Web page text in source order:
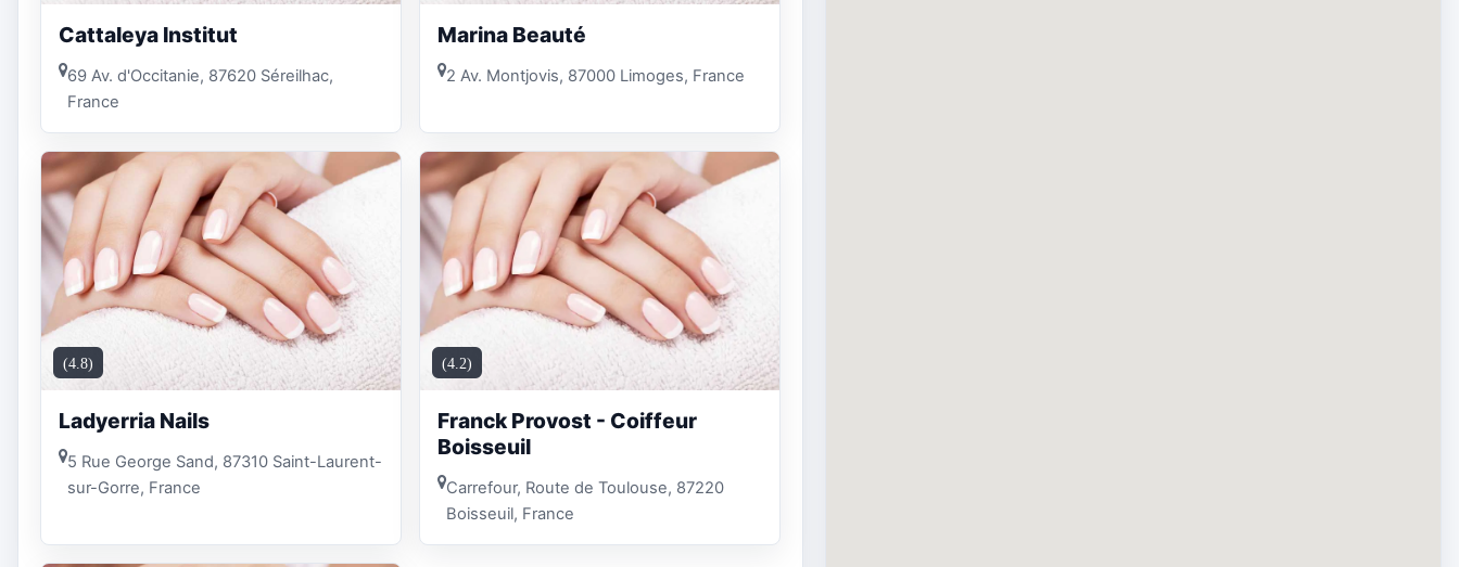
Cattaleya Institut
69 Av. d'Occitanie, 87620 Séreilhac,
France
Marina Beauté
2 Av. Montjovis, 87000 Limoges, France
(4.8)
Ladyerria Nails
5 Rue George Sand, 87310 Saint-Laurent-
sur-Gorre, France
(4.2)
Franck Provost - Coiffeur
Boisseuil
Carrefour, Route de Toulouse, 87220
Boisseuil, France